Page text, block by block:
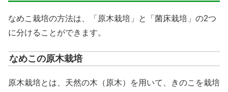
なめこ栽培の方法は、「原木栽培」と「菌床栽培」の2つ
に分けることができます。
なめこの原木栽培
原木栽培とは、天然の木（原木）を用いて、きのこを栽培